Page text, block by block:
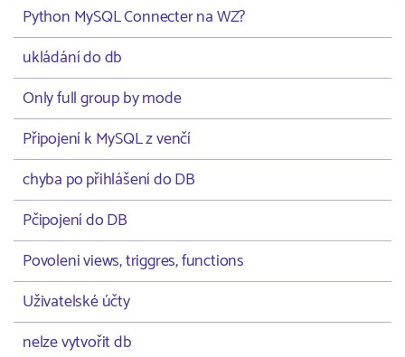
Python MySQL Connecter na WZ?
ukládání do db
Only full group by mode
Připojení k MySQL z venčí
chyba po přihlášení do DB
Pčipojení do DB
Povoleni views, triggres, functions
Uživatelské účty
nelze vytvořit db